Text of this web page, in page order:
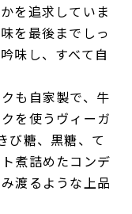
を追求していま
を最後までしっ
味し、すべて自
も自家製で、牛
を使うヴィーガ
び糖、黒糖、て
煮詰めたコンデ
渡るような上品